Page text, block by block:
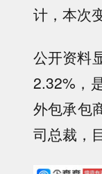
计，本次
公开资料
2.32%，
外包承包
司总裁，